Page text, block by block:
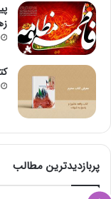
پربازدیدترین مطالب